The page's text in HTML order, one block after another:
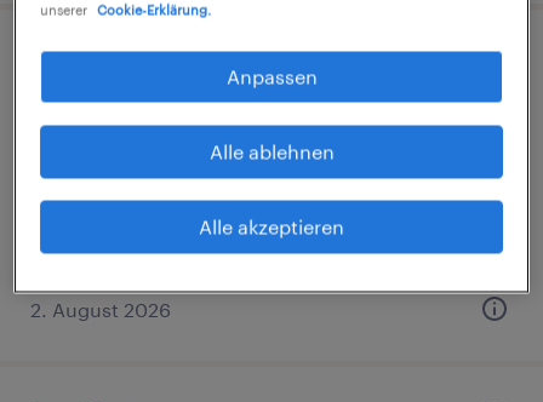
Lagerarbeiter (m/w/d)
Neusäß, Bayern
Arbeitnehmerüberlassung
€15,69 - €17,50 pro Stunde
Industrie und Handwerk
2. August 2026
unserer
Cookie-Erklärung.
Anpassen
Alle ablehnen
Alle akzeptieren